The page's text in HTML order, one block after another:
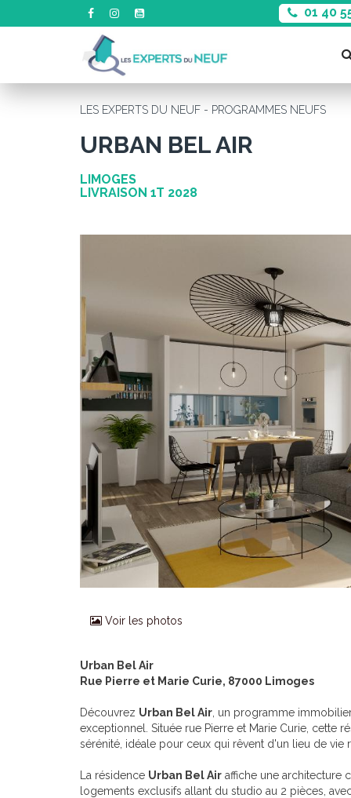
01 40
LES EXPERTS DU NEUF - PROGRAMMES NEUFS
URBAN BEL AIR
LIMOGES
LIVRAISON 1T 2028
Voir les photos
Urban Bel Air
Rue Pierre et Marie Curie, 87000 Limoges
Découvrez Urban Bel Air , un programme
exceptionnel. Située rue Pierre et Marie Curie, cette
sérénité, idéale pour ceux qui rêvent d'un lieu de
La résidence Urban Bel Air affiche une architecture
logements exclusifs allant du studio au 2 pièces,